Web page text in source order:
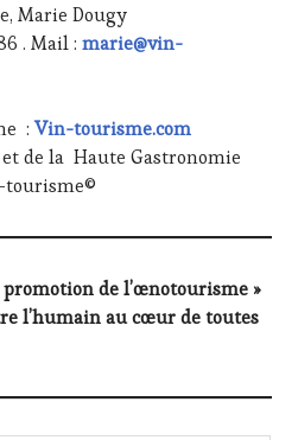
Marie Dougy
. Mail :marie@vin-
:Vin-tourisme.com
de la Haute Gastronomie
tourisme©
promotion de l’œnotourisme »
l’humain au cœur de toutes